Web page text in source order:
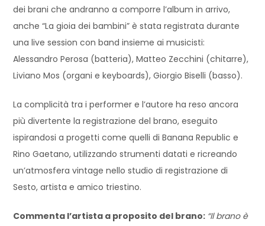
dei brani che andranno a comporre l’album in arrivo,
anche “La gioia dei bambini” è stata registrata durante
una live session con band insieme ai musicisti:
Alessandro Perosa (batteria), Matteo Zecchini (chitarre),
Liviano Mos (organi e keyboards), Giorgio Biselli (basso).
La complicità tra i performer e l’autore ha reso ancora
più divertente la registrazione del brano, eseguito
ispirandosi a progetti come quelli di Banana Republic e
Rino Gaetano, utilizzando strumenti datati e ricreando
un’atmosfera vintage nello studio di registrazione di
Sesto, artista e amico triestino.
Commenta l’artista a proposito del brano: “Il brano è